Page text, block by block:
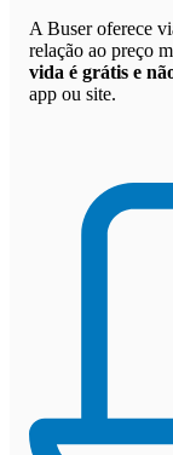
A Buser oferece
relação ao preço
vida é grátis e
app ou site.